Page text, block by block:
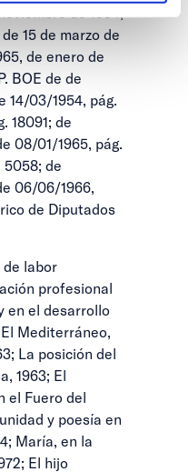
15 de marzo de
de enero de
BOE de de
14/03/1954, pág.
18091; de
08/01/1965, pág.
5058; de
06/06/1966,
de Diputados
de labor
profesional
en el desarrollo
Mediterráneo,
La posición del
1963; El
el Fuero del
y poesía en
María, en la
El hijo